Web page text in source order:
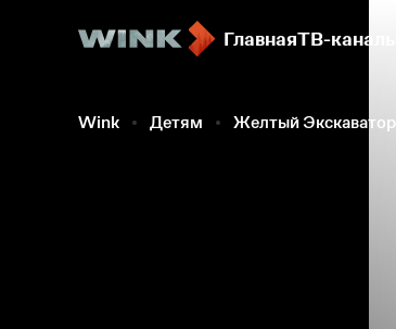
ГлавнаяТВ-каналы
Wink Детям Желтый Экскаватор